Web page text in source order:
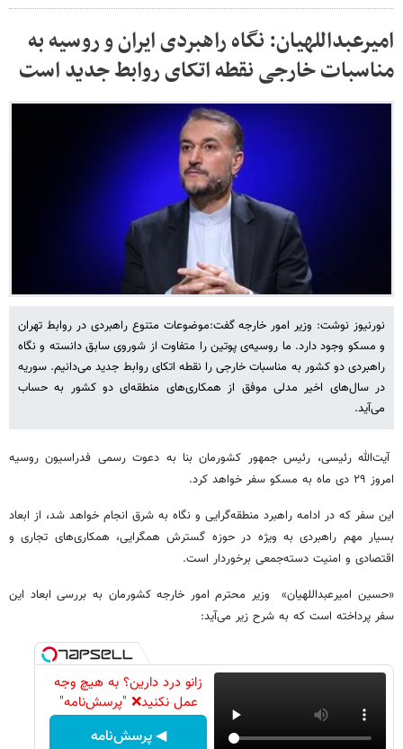
امیرعبداللهیان: نگاه راهبردی ایران و روسیه به
مناسبات خارجی نقطه اتکای روابط جدید است
نورنیوز نوشت: وزیر امور خارجه گفت:موضوعات متنوع راهبردی در روابط تهران
و مسکو وجود دارد. ما روسیه‌ی پوتین را متفاوت از شوروی سابق دانسته و نگاه
راهبردی دو کشور به مناسبات خارجی را نقطه اتکای روابط جدید می‌دانیم. سوریه
در سال‌های اخیر مدلی موفق از همکاری‌های منطقه‌ای دو کشور به حساب
می‌آید.
آیت‌الله رئیسی، رئیس جمهور کشورمان بنا به دعوت رسمی فدراسیون روسیه
امروز ۲۹ دی ماه به مسکو سفر خواهد کرد.
این سفر که در ادامه راهبرد منطقه‌گرایی و نگاه به شرق انجام خواهد شد، از ابعاد
بسیار مهم راهبردی به ویژه در حوزه گسترش همگرایی، همکاری‌های تجاری و
اقتصادی و امنیت دسته‌جمعی برخوردار است.
«حسین امیرعبداللهیان» وزیر محترم امور خارجه کشورمان به بررسی ابعاد این
سفر پرداخته است که به شرح زیر می‌آید:
زانو درد دارین؟ به هیچ وجه
عمل نکنید❌ "پرسش‌نامه"
◀ پرسش‌نامه